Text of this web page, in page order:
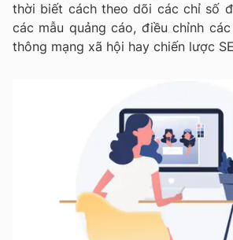
thời biết cách theo dõi các chỉ số
các mẫu quảng cáo, điều chỉnh
thông mạng xã hội hay chiến lược